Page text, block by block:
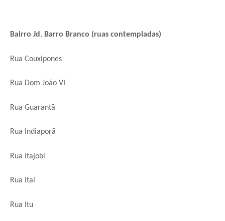
Bairro Jd. Barro Branco (ruas contempladas)
Rua Couxipones
Rua Dom João VI
Rua Guarantã
Rua Indiaporã
Rua Itajobi
Rua Itaí
Rua Itu